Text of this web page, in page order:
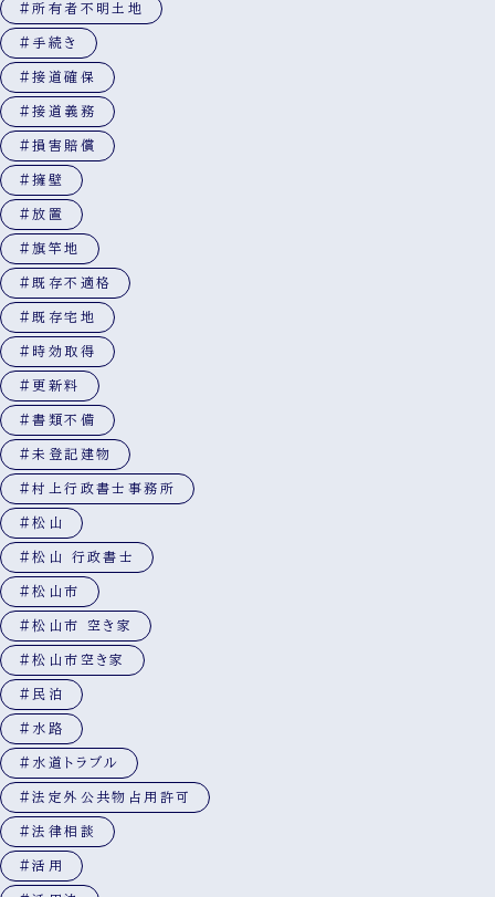
#所有者不明土地
#手続き
#接道確保
#接道義務
#損害賠償
#擁壁
#放置
#旗竿地
#既存不適格
#既存宅地
#時効取得
#更新料
#書類不備
#未登記建物
#村上行政書士事務所
#松山
#松山 行政書士
#松山市
#松山市 空き家
#松山市空き家
#民泊
#水路
#水道トラブル
#法定外公共物占用許可
#法律相談
#活用